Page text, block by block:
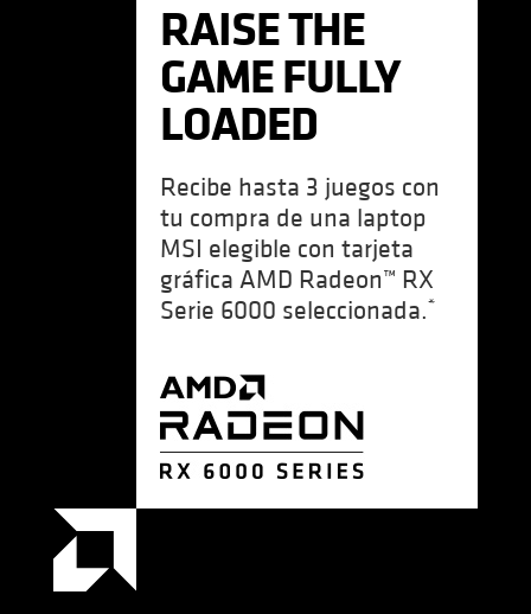
RAISE THE
GAME FULLY
LOADED
Recibe hasta 3 juegos con
tu compra de una laptop
MSI elegible con tarjeta
gráfica AMD Radeon™ RX
Serie 6000 seleccionada.*